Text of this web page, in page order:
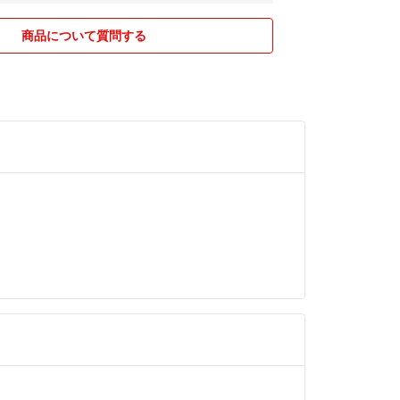
みです。
商品について質問する